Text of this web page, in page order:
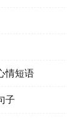
情短语
子